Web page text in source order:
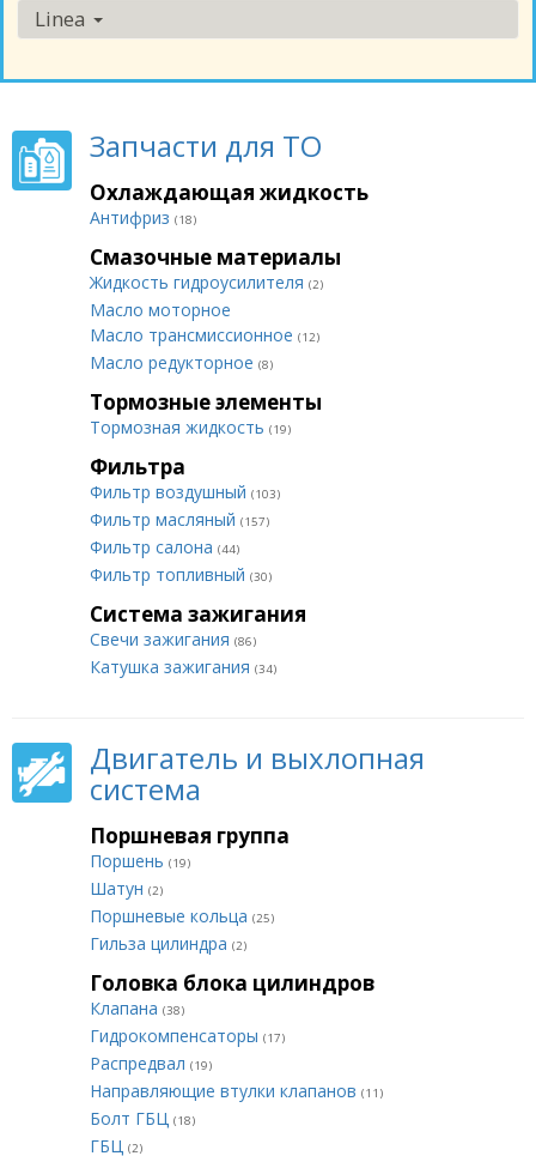
Linea
Запчасти для ТО
Охлаждающая жидкость
Антифриз (18)
Смазочные материалы
Жидкость гидроусилителя (2)
Масло моторное
Масло трансмиссионное (12)
Масло редукторное (8)
Тормозные элементы
Тормозная жидкость (19)
Фильтра
Фильтр воздушный (103)
Фильтр масляный (157)
Фильтр салона (44)
Фильтр топливный (30)
Система зажигания
Свечи зажигания (86)
Катушка зажигания (34)
Двигатель и выхлопная
система
Поршневая группа
Поршень (19)
Шатун (2)
Поршневые кольца (25)
Гильза цилиндра (2)
Головка блока цилиндров
Клапана (38)
Гидрокомпенсаторы (17)
Распредвал (19)
Направляющие втулки клапанов (11)
Болт ГБЦ (18)
ГБЦ (2)